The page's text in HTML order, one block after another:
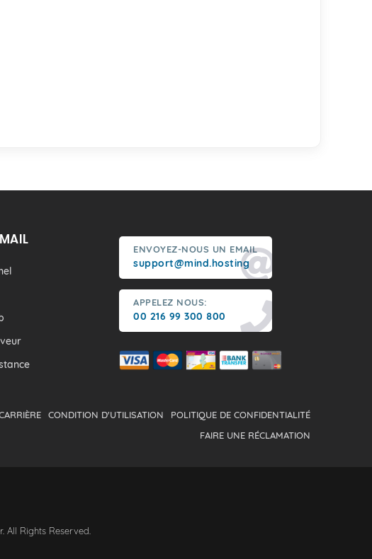
ENVOYEZ-NOUS UN EMAIL
support@mind.hosting
APPELEZ NOUS:
00 216 99 300 800
POLITIQUE DE CONFIDENTIALITÉ
CONDITION D'UTILISATION
FAIRE UNE RÉCLAMATION
Rights Reserved.